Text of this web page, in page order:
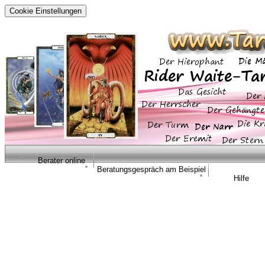
Cookie Einstellungen
Berater online
Beratungsgespräch am Beispiel
Hilfe